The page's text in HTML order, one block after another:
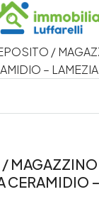
MAGAZZINO
CERAMIDIO